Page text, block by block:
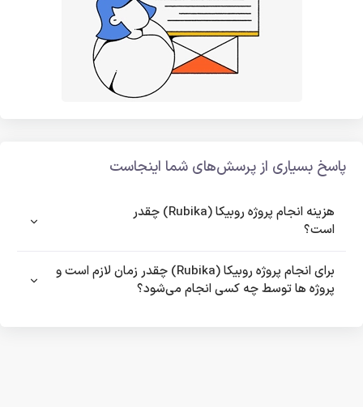
پاسخ بسیاری از پرسش‌های شما اینجاست
هزینه انجام پروژه روبیکا (Rubika) چقدر
است؟
برای انجام پروژه روبیکا (Rubika) چقدر زمان لازم است و
پروژه ها توسط چه کسی انجام می‌شود؟